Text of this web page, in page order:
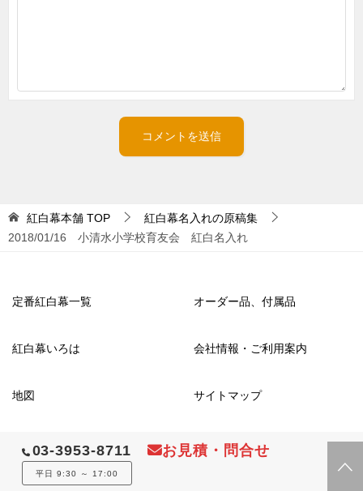
紅白幕本舗 TOP
紅白幕名入れの原稿集
2018/01/16 小清水小学校育友会 紅白名入れ
定番紅白幕一覧 オーダー品、付属品
紅白幕いろは 会社情報・ご利用案内
地図 サイトマップ
© 2016 紅白幕本舗
03-3953-8711
平日 9:30 ～ 17:00
お見積・問合せ